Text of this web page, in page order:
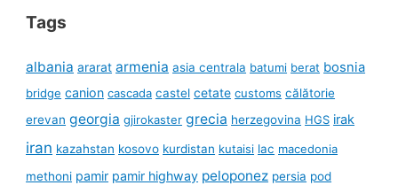
Tags
albania ararat armenia asia centrala batumi berat bosnia
bridge canion cascada castel cetate customs călătorie
erevan georgia gjirokaster grecia herzegovina HGS irak
iran kazahstan kosovo kurdistan kutaisi lac macedonia
methoni pamir pamir highway peloponez persia pod